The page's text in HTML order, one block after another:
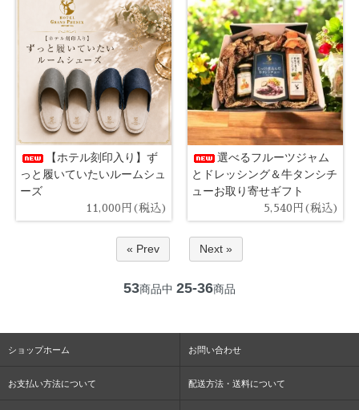
【ホテル刻印入り】ず
っと履いていたいルームシュ
ーズ
11,000円(税込)
選べるフルーツジャム
とドレッシング＆牛タンシチ
ューお取り寄せギフト
5,540円(税込)
« Prev Next »
53商品中 25-36商品
ショップホーム お問い合わせ
お支払い方法について 配送方法・送料について